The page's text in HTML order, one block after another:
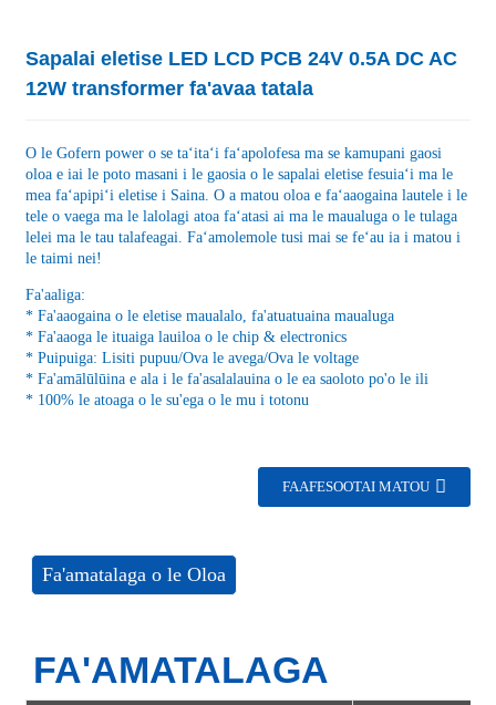
Sapalai eletise LED LCD PCB 24V 0.5A DC AC
12W transformer fa'avaa tatala
O le Gofern power o se taʻitaʻi faʻapolofesa ma se kamupani gaosi
oloa e iai le poto masani i le gaosia o le sapalai eletise fesuiaʻi ma le
mea faʻapipiʻi eletise i Saina. O a matou oloa e faʻaaogaina lautele i le
tele o vaega ma le lalolagi atoa faʻatasi ai ma le maualuga o le tulaga
lelei ma le tau talafeagai. Faʻamolemole tusi mai se feʻau ia i matou i
le taimi nei!
Fa'aaliga:
* Fa'aaogaina o le eletise maualalo, fa'atuatuaina maualuga
* Fa'aaoga le ituaiga lauiloa o le chip & electronics
* Puipuiga: Lisiti pupuu/Ova le avega/Ova le voltage
* Fa'amālūlūina e ala i le fa'asalalauina o le ea saoloto po'o le ili
* 100% le atoaga o le su'ega o le mu i totonu
FAAFESOOTAI MATOU
Fa'amatalaga o le Oloa
FA'AMATALAGA